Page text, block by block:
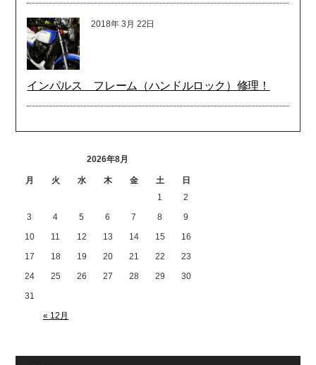
2018年 3月 22日
インパルス フレーム（ハンドルロック）修理！
2026年8月
月 火 水 木 金 土 日
« 12月
1
2
3
4 5 6 7 8
9
10
11 12 13 14 15
16
17
18 19 20 21 22
23
24
25 26 27 28 29
30
31